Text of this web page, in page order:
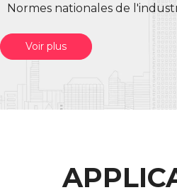
Normes nationales de
Voir plus